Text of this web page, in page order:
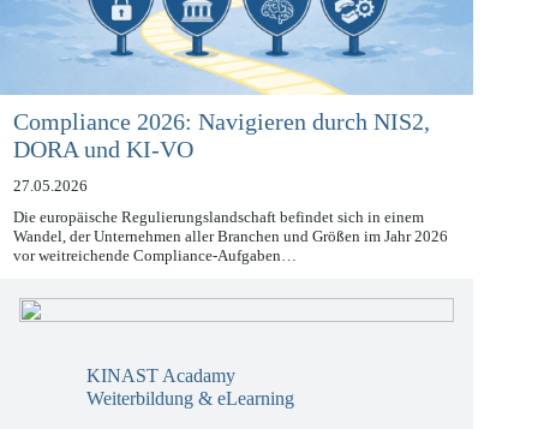
Compliance 2026: Navigieren durch NIS2,
DORA und KI-VO
27.05.2026
Die europäische Regulierungslandschaft befindet sich in einem
Wandel, der Unternehmen aller Branchen und Größen im Jahr 2026
vor weitreichende Compliance-Aufgaben…
KINAST Acadamy
Weiterbildung & eLearning